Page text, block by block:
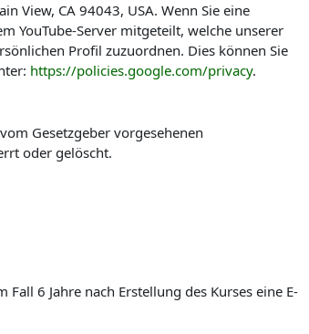
View, CA 94043, USA. Wenn Sie eine
YouTube-Server mitgeteilt, welche unserer
Profil zuzuordnen. Dies können Sie
https://policies.google.com/privacy.
Gesetzgeber vorgesehenen
oder gelöscht.
6 Jahre nach Erstellung des Kurses eine E-